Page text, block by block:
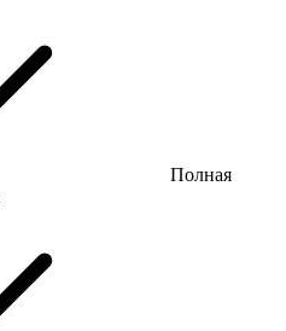
Полная